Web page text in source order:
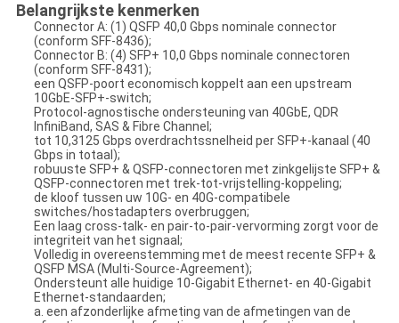
Belangrijkste kenmerken
Connector A: (1) QSFP 40,0 Gbps nominale connector
(conform SFF-8436);
Connector B: (4) SFP+ 10,0 Gbps nominale connectoren
(conform SFF-8431);
een QSFP-poort economisch koppelt aan een upstream
10GbE-SFP+-switch;
Protocol-agnostische ondersteuning van 40GbE, QDR
InfiniBand, SAS & Fibre Channel;
tot 10,3125 Gbps overdrachtssnelheid per SFP+-kanaal (40
Gbps in totaal);
robuuste SFP+ & QSFP-connectoren met zinkgelijste SFP+ &
QSFP-connectoren met trek-tot-vrijstelling-koppeling;
de kloof tussen uw 10G- en 40G-compatibele
switches/hostadapters overbruggen;
Een laag cross-talk- en pair-to-pair-vervorming zorgt voor de
integriteit van het signaal;
Volledig in overeenstemming met de meest recente SFP+ &
QSFP MSA (Multi-Source-Agreement);
Ondersteunt alle huidige 10-Gigabit Ethernet- en 40-Gigabit
Ethernet-standaarden;
a. een afzonderlijke afmeting van de afmetingen van de